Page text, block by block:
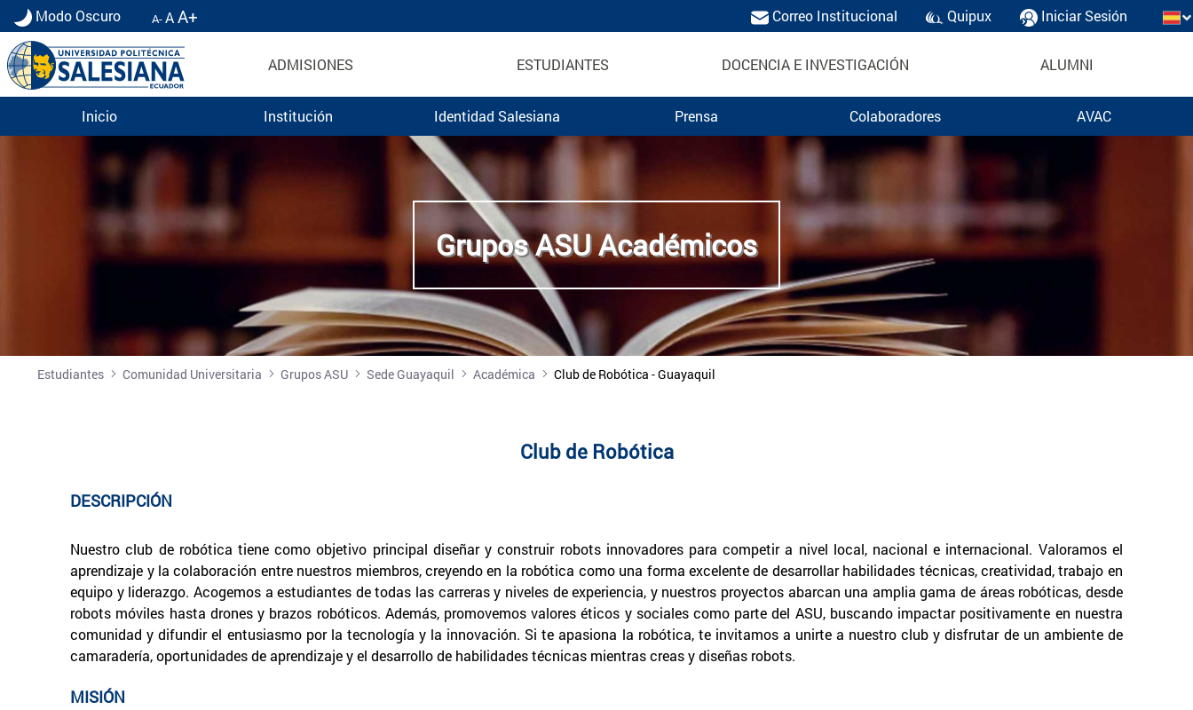
Modo Oscuro A-AA+ Correo Institucional Quipux Iniciar Sesión
ADMISIONES ESTUDIANTES DOCENCIA E INVESTIGACIÓN ALUMNI
Inicio Institución Identidad Salesiana Prensa Colaboradores AVAC
Club de Robótica Guayaquil | Grupo ASU Académico UPS
Grupos ASU Académicos
Estudiantes Comunidad Universitaria Grupos ASU Sede Guayaquil Académica Club de Robótica - Guayaquil
Club de Robótica
DESCRIPCIÓN
Nuestro club de robótica tiene como objetivo principal diseñar y construir robots innovadores para competir a nivel local, nacional e internacional. Valoramos el
aprendizaje y la colaboración entre nuestros miembros, creyendo en la robótica como una forma excelente de desarrollar habilidades técnicas, creatividad, trabajo en
equipo y liderazgo. Acogemos a estudiantes de todas las carreras y niveles de experiencia, y nuestros proyectos abarcan una amplia gama de áreas robóticas, desde
robots móviles hasta drones y brazos robóticos. Además, promovemos valores éticos y sociales como parte del ASU, buscando impactar positivamente en nuestra
comunidad y difundir el entusiasmo por la tecnología y la innovación. Si te apasiona la robótica, te invitamos a unirte a nuestro club y disfrutar de un ambiente de
camaradería, oportunidades de aprendizaje y el desarrollo de habilidades técnicas mientras creas y diseñas robots.
MISIÓN